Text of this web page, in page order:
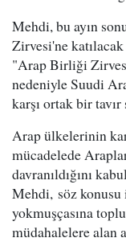
Mehdi, bu ayın
Zirvesi'ne
"Arap Birliği
nedeniyle Suudi
karşı ortak bir
Arap ülkelerinin
mücadelede
davranıldığını
Mehdi, söz konusu
yokmuşçasına
müdahalelere alan